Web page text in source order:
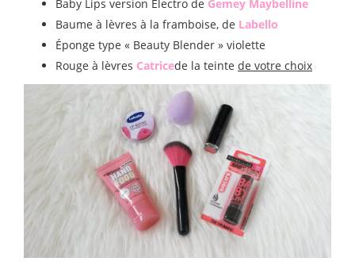
Baby Lips version Electro de Gemey Maybelline
Baume à lèvres à la framboise, de Labello
Éponge type « Beauty Blender » violette
Rouge à lèvres Catricede la teinte de votre choix